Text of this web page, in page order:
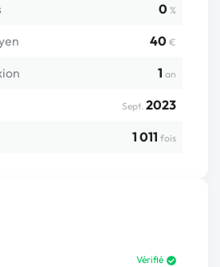
0 %
40 €
1 an
Sept. 2023
1 011 fois
Vérifié